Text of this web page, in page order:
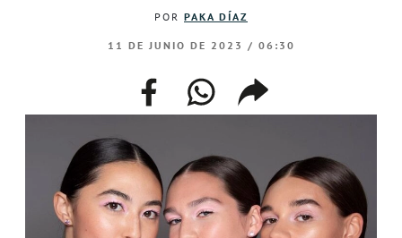
POR PAKA DÍAZ
11 DE JUNIO DE 2023 / 06:30
facebookwhatsappcompartir
enlace